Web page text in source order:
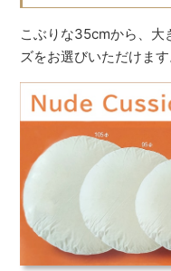
こぶりな35cmから、大
ズをお選びいただけます